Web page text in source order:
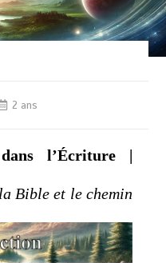
2 ans
l’Écriture |
Bible et le chemin